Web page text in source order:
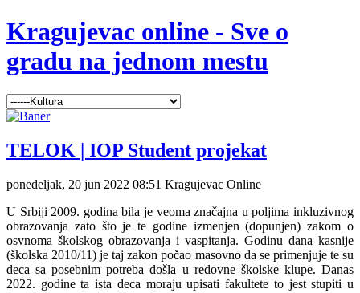
Kragujevac online - Sve o
gradu na jednom mestu
TELOK | IOP Student projekat
ponedeljak, 20 jun 2022 08:51 Kragujevac Online
U Srbiji 2009. godina bila je veoma značajna u poljima inkluzivnog
obrazovanja zato što je te godine izmenjen (dopunjen) zakom o
osvnoma školskog obrazovanja i vaspitanja. Godinu dana kasnije
(školska 2010/11) je taj zakon počao masovno da se primenjuje te su
deca sa posebnim potreba došla u redovne školske klupe. Danas
2022. godine ta ista deca moraju upisati fakultete to jest stupiti u